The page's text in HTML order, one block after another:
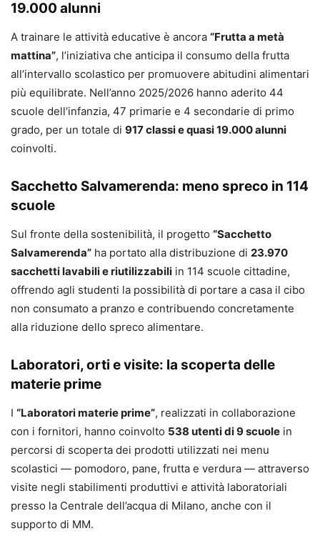
19.000 alunni
A trainare le attività educative è ancora “Frutta a metà
mattina”, l’iniziativa che anticipa il consumo della frutta
all’intervallo scolastico per promuovere abitudini alimentari
più equilibrate. Nell’anno 2025/2026 hanno aderito 44
scuole dell’infanzia, 47 primarie e 4 secondarie di primo
grado, per un totale di 917 classi e quasi 19.000 alunni
coinvolti.
Sacchetto Salvamerenda: meno spreco in 114
scuole
Sul fronte della sostenibilità, il progetto “Sacchetto
Salvamerenda” ha portato alla distribuzione di 23.970
sacchetti lavabili e riutilizzabili in 114 scuole cittadine,
offrendo agli studenti la possibilità di portare a casa il cibo
non consumato a pranzo e contribuendo concretamente
alla riduzione dello spreco alimentare.
Laboratori, orti e visite: la scoperta delle
materie prime
I “Laboratori materie prime”, realizzati in collaborazione
con i fornitori, hanno coinvolto 538 utenti di 9 scuole in
percorsi di scoperta dei prodotti utilizzati nei menu
scolastici — pomodoro, pane, frutta e verdura — attraverso
visite negli stabilimenti produttivi e attività laboratoriali
presso la Centrale dell’acqua di Milano, anche con il
supporto di MM.